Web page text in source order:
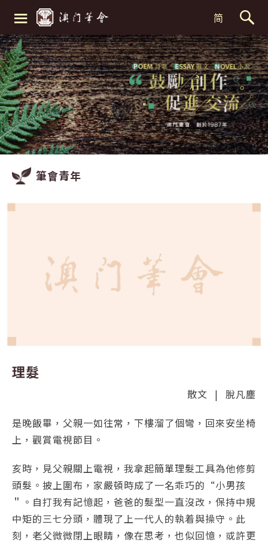
≡ 简
筆會青年
理髮
散文 | 脫凡塵
是晚飯畢，父親一如往常，下樓溜了個彎，回來安坐椅
上，觀賞電視節目。
亥時，見父親關上電視，我拿起簡單理髮工具為他修剪
頭髮。披上圍布，家嚴頓時成了一名乖巧的“小男孩
＂。自打我有記憶起，爸爸的髮型一直沒改，保持中規
中矩的三七分頭，體現了上一代人的執着與操守。此
刻，老父微微閉上眼睛，像在思考，也似回憶，或許更